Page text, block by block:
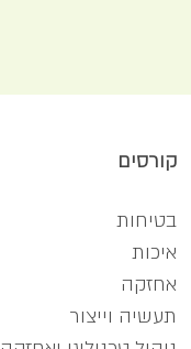
קורסים
בטיחות
איכות
אחזקה
תעשיה וייצור